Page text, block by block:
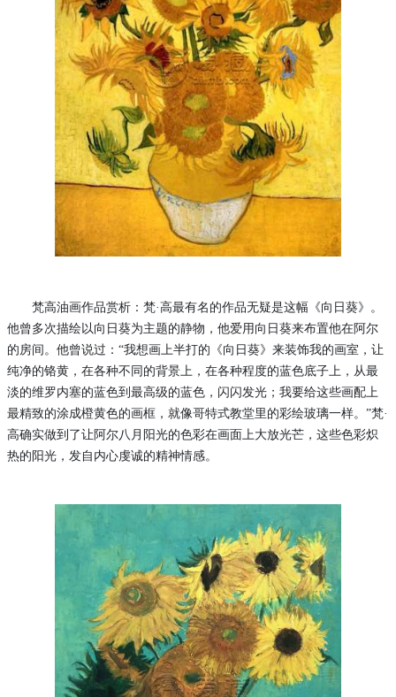
梵高油画作品赏析：梵·高最有名的作品无疑是这幅《向日葵》。
他曾多次描绘以向日葵为主题的静物，他爱用向日葵来布置他在阿尔
的房间。他曾说过：“我想画上半打的《向日葵》来装饰我的画室，让
纯净的铬黄，在各种不同的背景上，在各种程度的蓝色底子上，从最
淡的维罗内塞的蓝色到最高级的蓝色，闪闪发光；我要给这些画配上
最精致的涂成橙黄色的画框，就像哥特式教堂里的彩绘玻璃一样。”梵·
高确实做到了让阿尔八月阳光的色彩在画面上大放光芒，这些色彩炽
热的阳光，发自内心虔诚的精神情感。